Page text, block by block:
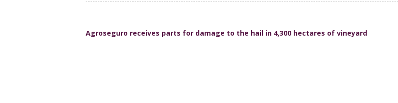
Agroseguro receives parts for damage to the hail in 4,300 hectares of vineyard